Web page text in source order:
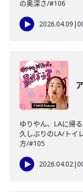
の奥深さ/#106
2026.04.09 |
ゆりやん、LAに帰
久しぶりのLA/トイ
方/#105
2026.04.02|